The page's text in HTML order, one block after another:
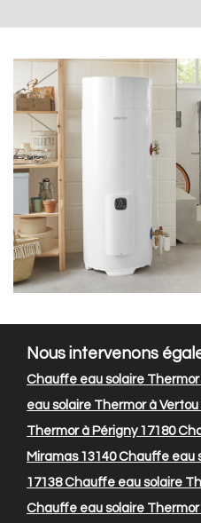
Nous intervenons
Chauffe eau solaire
eau solaire Thermor à Vertou
Thermor à Périgny 17180
Miramas 13140Chauffe eau
17138Chauffe eau solaire
Chauffe eau solaire